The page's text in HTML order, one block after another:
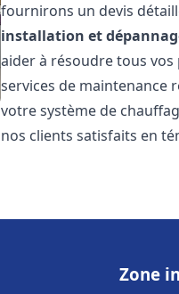
fournirons un devis
installation et
aider à résoudre tous
services de maintenance
votre système de
nos clients satisfaits en
Zone